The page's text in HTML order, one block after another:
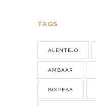
TAGS
ALENTEJO
AMBAAR
BOIPEBA